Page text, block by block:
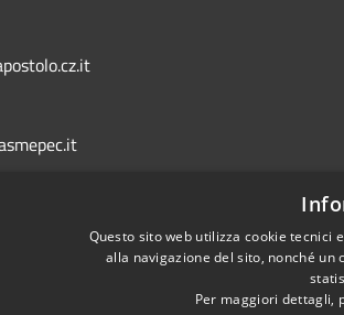
Questo sito web utilizza cookie tecnici
alla navigazione del sito, nonché
Per maggiori dettagli,